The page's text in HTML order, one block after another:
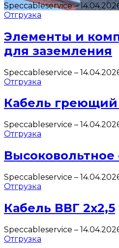
Speccableservice–
Отгрузка
Элементы и
для заземления
Speccableservice –
Отгрузка
Кабель
Speccableservice –
Отгрузка
Speccableservice –
Отгрузка
Кабель ВВГ 2х2,5
Speccableservice –
Отгрузка